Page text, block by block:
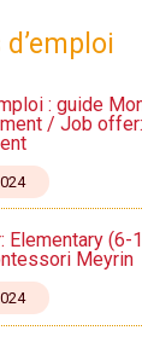
: guide
/ Job
Elementary (6-
Meyrin